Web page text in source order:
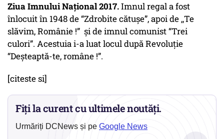
Ziua Imnului Național 2017.Imnul regal a fost
înlocuit în 1948 de“Zdrobite cătuşe”, apoi de ,,Te
slăvim, Românie !” şi de imnul comunist“Trei
culori”. Acestuia i-a luat locul după Revoluţie
“Deşteaptă-te, române !”.
[citeste si]
Fiți la curent cu ultimele noutăți.
Urmăriți DCNews și pe Google News